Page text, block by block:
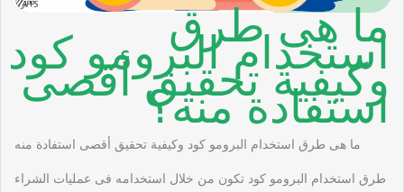
ما هى طرق
استخدام البرومو كود
وكيفية تحقيق أقصى
استفادة منه؟
ما هى طرق استخدام البرومو كود وكيفية تحقيق أقصى استفادة منه
طرق استخدام البرومو كود تكون من خلال استخدامه فى عمليات الشراء